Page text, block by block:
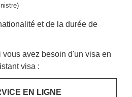
et de la durée de
avez besoin d'un visa en
visa :
EN LIGNE